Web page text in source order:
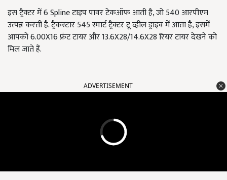
इस ट्रैक्टर में 6 Spline टाइप पावर टेकऑफ आती है, जो 540 आरपीएम
उत्पन्न करती है. ट्रैकस्टार 545 स्मार्ट ट्रैक्टर टू व्हील ड्राइव में आता है, इसमें
आपको 6.00X16 फ्रंट टायर और 13.6X28/14.6X28 रियर टायर देखने को
मिल जाते हैं.
ADVERTISEMENT